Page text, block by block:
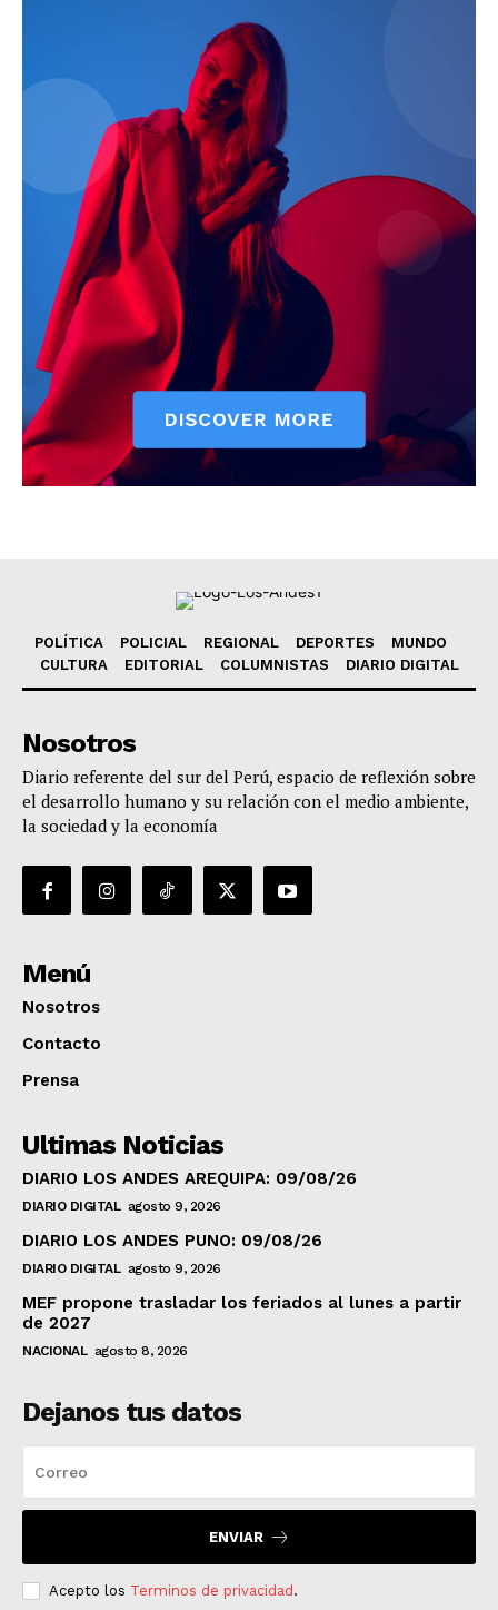
POLÍTICA POLICIAL REGIONAL DEPORTES
MUNDO
CULTURA
EDITORIAL COLUMNISTAS DIARIO DIGITAL
Nosotros
Diario referente del sur del Perú, espacio de reflexión sobre
el desarrollo humano y su relación con el medio ambiente,
la sociedad y la economía
Menú
Nosotros
Contacto
Prensa
Ultimas Noticias
DIARIO LOS ANDES AREQUIPA: 09/08/26
DIARIO DIGITAL agosto 9, 2026
DIARIO LOS ANDES PUNO: 09/08/26
DIARIO DIGITAL agosto 9, 2026
MEF propone trasladar los feriados al lunes a partir
de 2027
NACIONAL agosto 8, 2026
Dejanos tus datos
ENVIAR
Acepto los Terminos de privacidad.